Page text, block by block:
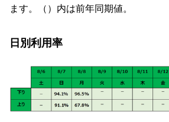
ます。（）内は前年同期値。
日別利用率